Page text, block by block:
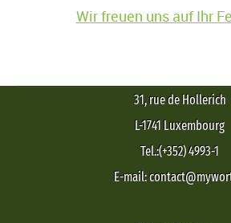
Wir freuen uns auf Ihr
31, rue de Hollerich
L-1741 Luxembourg
Tel.:(+352) 4993-1
E-mail: